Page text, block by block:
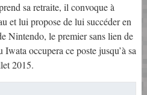
sa retraite, il convoque à
et lui propose de lui succéder en
Nintendo, le premier sans lien de
occupera ce poste jusqu’à sa
2015.